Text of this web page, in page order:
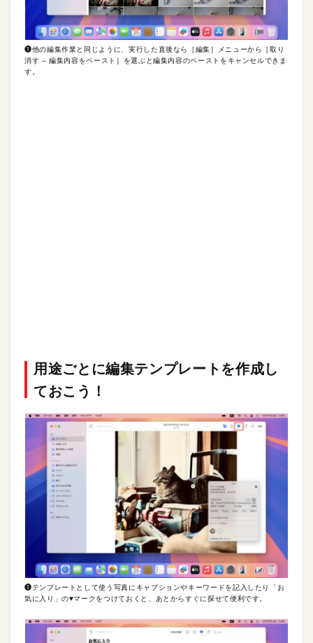
❶他の編集作業と同じように、実行した直後なら［編集］メニューから［取り
消す – 編集内容をペースト］を選ぶと編集内容のペーストをキャンセルできま
す。
用途ごとに編集テンプレートを作成し
ておこう！
❶テンプレートとして使う写真にキャプションやキーワードを記入したり「お
気に入り」の♥︎マークをつけておくと、あとからすぐに探せて便利です。